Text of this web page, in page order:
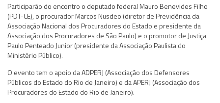
Participarão do encontro o deputado federal Mauro Benevides Filho
(PDT-CE), o procurador Marcos Nusdeo (diretor de Previdência da
Associação Nacional dos Procuradores do Estado e presidente da
Associação dos Procuradores de São Paulo) e o promotor de Justiça
Paulo Penteado Junior (presidente da Associação Paulista do
Ministério Público).
O evento tem o apoio da ADPERJ (Associação dos Defensores
Públicos do Estado do Rio de Janeiro) e da APERJ (Associação dos
Procuradores do Estado do Rio de Janeiro).